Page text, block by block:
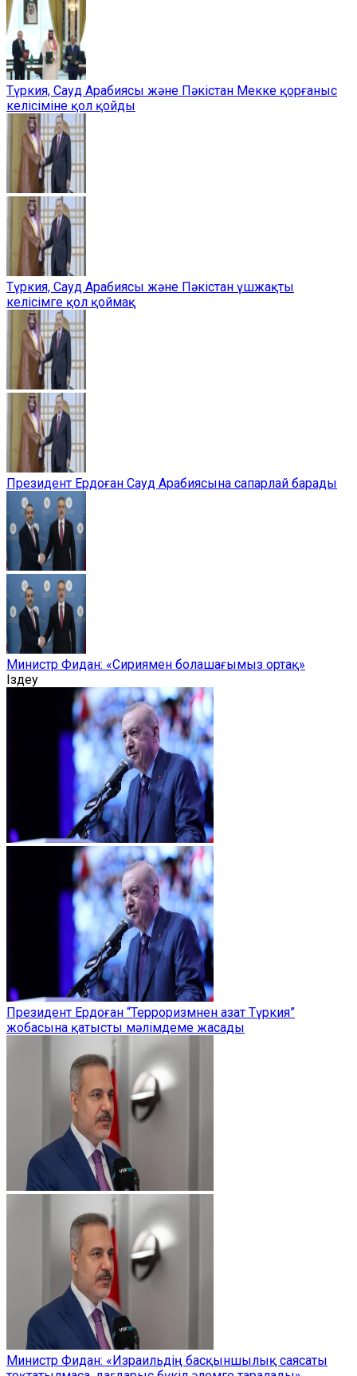
Түркия, Сауд Арабиясы және Пәкістан Мекке қорғаныс
келісіміне қол қойды
Түркия, Сауд Арабиясы және Пәкістан үшжақты
келісімге қол қоймақ
Президент Ердоған Сауд Арабиясына сапарлай барады
Министр Фидан: «Сириямен болашағымыз ортақ»
Іздеу
Президент Ердоған “Терроризмнен азат Түркия”
жобасына қатысты мәлімдеме жасады
Министр Фидан: «Израильдің басқыншылық саясаты